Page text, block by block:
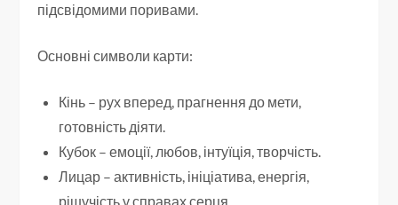
підсвідомими поривами.
Основні символи карти:
Кінь – рух вперед, прагнення до мети,
готовність діяти.
Кубок – емоції, любов, інтуїція, творчість.
Лицар – активність, ініціатива, енергія,
рішучість у справах серця.